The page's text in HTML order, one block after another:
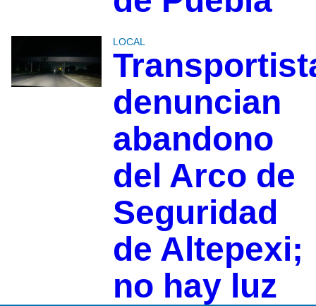
LOCAL
denuncian
abandono
del Arco de
Seguridad
de Altepexi;
no hay luz